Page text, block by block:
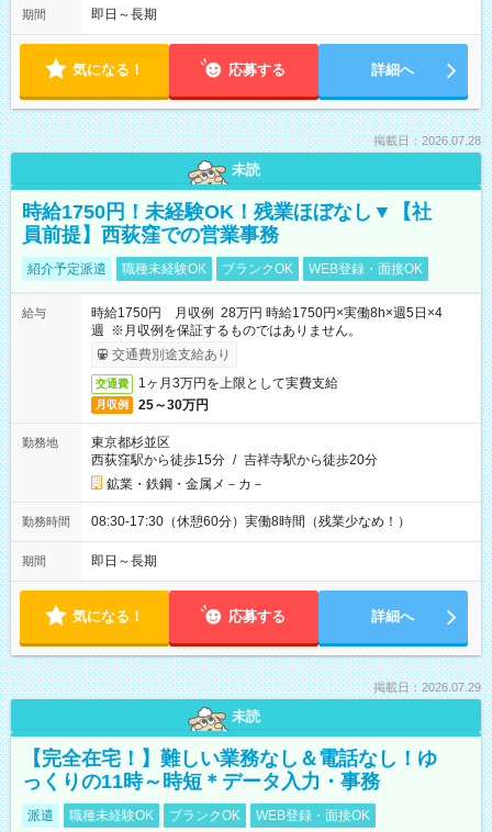
期間 即日～長期
気になる！ 応募する 詳細へ
掲載日：2026.07.28
未読
時給1750円！未経験OK！残業ほぼなし▼【社
員前提】西荻窪での営業事務
紹介予定派遣 職種未経験OK ブランクOK WEB登録・面接OK
給与
時給1750円 月収例 28万円 時給1750円×実働8h×週5日×4
週 ※月収例を保証するものではありません。
交通費別途支給あり
交通費 1ヶ月3万円を上限として実費支給
月収例 25～30万円
勤務地
東京都杉並区
西荻窪駅から徒歩15分 / 吉祥寺駅から徒歩20分
鉱業・鉄鋼・金属メ－カ－
勤務時間 08:30-17:30（休憩60分）実働8時間（残業少なめ！）
期間 即日～長期
気になる！ 応募する 詳細へ
掲載日：2026.07.29
未読
【完全在宅！】難しい業務なし＆電話なし！ゆ
っくりの11時～時短＊データ入力・事務
派遣 職種未経験OK ブランクOK WEB登録・面接OK